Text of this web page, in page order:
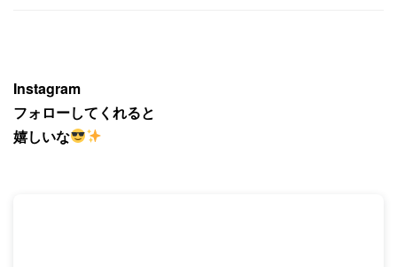
Instagram
フォローしてくれると
嬉しいな